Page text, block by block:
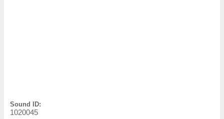
Sound ID:
1020045